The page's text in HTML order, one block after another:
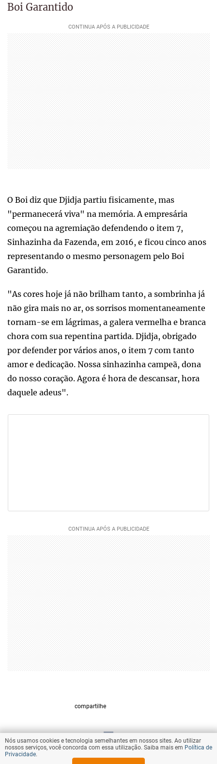
Boi Garantido
O Boi diz que Djidja partiu fisicamente, mas
"permanecerá viva" na memória. A empresária
começou na agremiação defendendo o item 7,
Sinhazinha da Fazenda, em 2016, e ficou cinco anos
representando o mesmo personagem pelo Boi
Garantido.
"As cores hoje já não brilham tanto, a sombrinha já
não gira mais no ar, os sorrisos momentaneamente
tornam-se em lágrimas, a galera vermelha e branca
chora com sua repentina partida. Djidja, obrigado
por defender por vários anos, o item 7 com tanto
amor e dedicação. Nossa sinhazinha campeã, dona
do nosso coração. Agora é hora de descansar, hora
daquele adeus".
compartilhe
VOLTAR AO TOPO
Nós usamos cookies e tecnologia semelhantes em nossos sites. Ao utilizar
nossos serviços, você concorda com essa utilização. Saiba mais em Política de
Privacidade.